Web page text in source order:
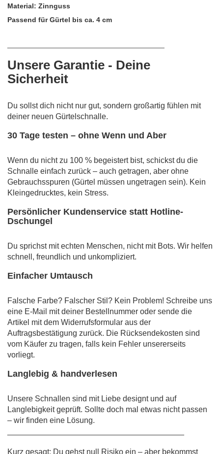
Material: Zinnguss
Passend für Gürtel bis ca. 4 cm
Unsere Garantie - Deine
Sicherheit
Du sollst dich nicht nur gut, sondern großartig fühlen mit
deiner neuen Gürtelschnalle.
30 Tage testen – ohne Wenn und Aber
Wenn du nicht zu 100 % begeistert bist, schickst du die
Schnalle einfach zurück – auch getragen, aber ohne
Gebrauchsspuren (Gürtel müssen ungetragen sein). Kein
Kleingedrucktes, kein Stress.
Persönlicher Kundenservice statt Hotline-
Dschungel
Du sprichst mit echten Menschen, nicht mit Bots. Wir helfen
schnell, freundlich und unkompliziert.
Einfacher Umtausch
Falsche Farbe? Falscher Stil? Kein Problem! Schreibe uns
eine E-Mail mit deiner Bestellnummer oder sende die
Artikel mit dem Widerrufsformular aus der
Auftragsbestätigung zurück. Die Rücksendekosten sind
vom Käufer zu tragen, falls kein Fehler unsererseits
vorliegt.
Langlebig & handverlesen
Unsere Schnallen sind mit Liebe designt und auf
Langlebigkeit geprüft. Sollte doch mal etwas nicht passen
– wir finden eine Lösung.
Kurz gesagt: Du gehst null Risiko ein – aber bekommst